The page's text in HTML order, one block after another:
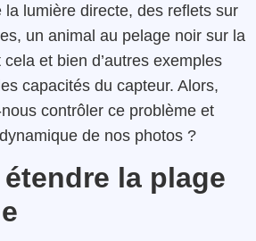
la lumière directe, des reflets sur
un animal au pelage noir sur la
et bien d’autres exemples
capacités du capteur. Alors,
contrôler ce problème et
de nos photos ?
la plage